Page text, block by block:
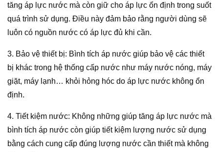
tăng áp lực nước mà còn giữ cho áp lực ổn định trong suốt
quá trình sử dụng. Điều này đảm bảo rằng người dùng sẽ
luôn có nguồn nước có áp lực đủ khi cần.
3. Bảo vệ thiết bị: Bình tích áp nước giúp bảo vệ các thiết
bị khác trong hệ thống cấp nước như máy nước nóng, máy
giặt, máy lạnh… khỏi hỏng hóc do áp lực nước không ổn
định.
4. Tiết kiệm nước: Không những giúp tăng áp lực nước mà
bình tích áp nước còn giúp tiết kiệm lượng nước sử dụng
bằng cách cung cấp đúng lượng nước cần thiết mà không